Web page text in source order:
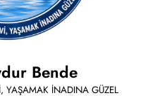
Bende
YAŞAMAK İNADINA GÜZEL